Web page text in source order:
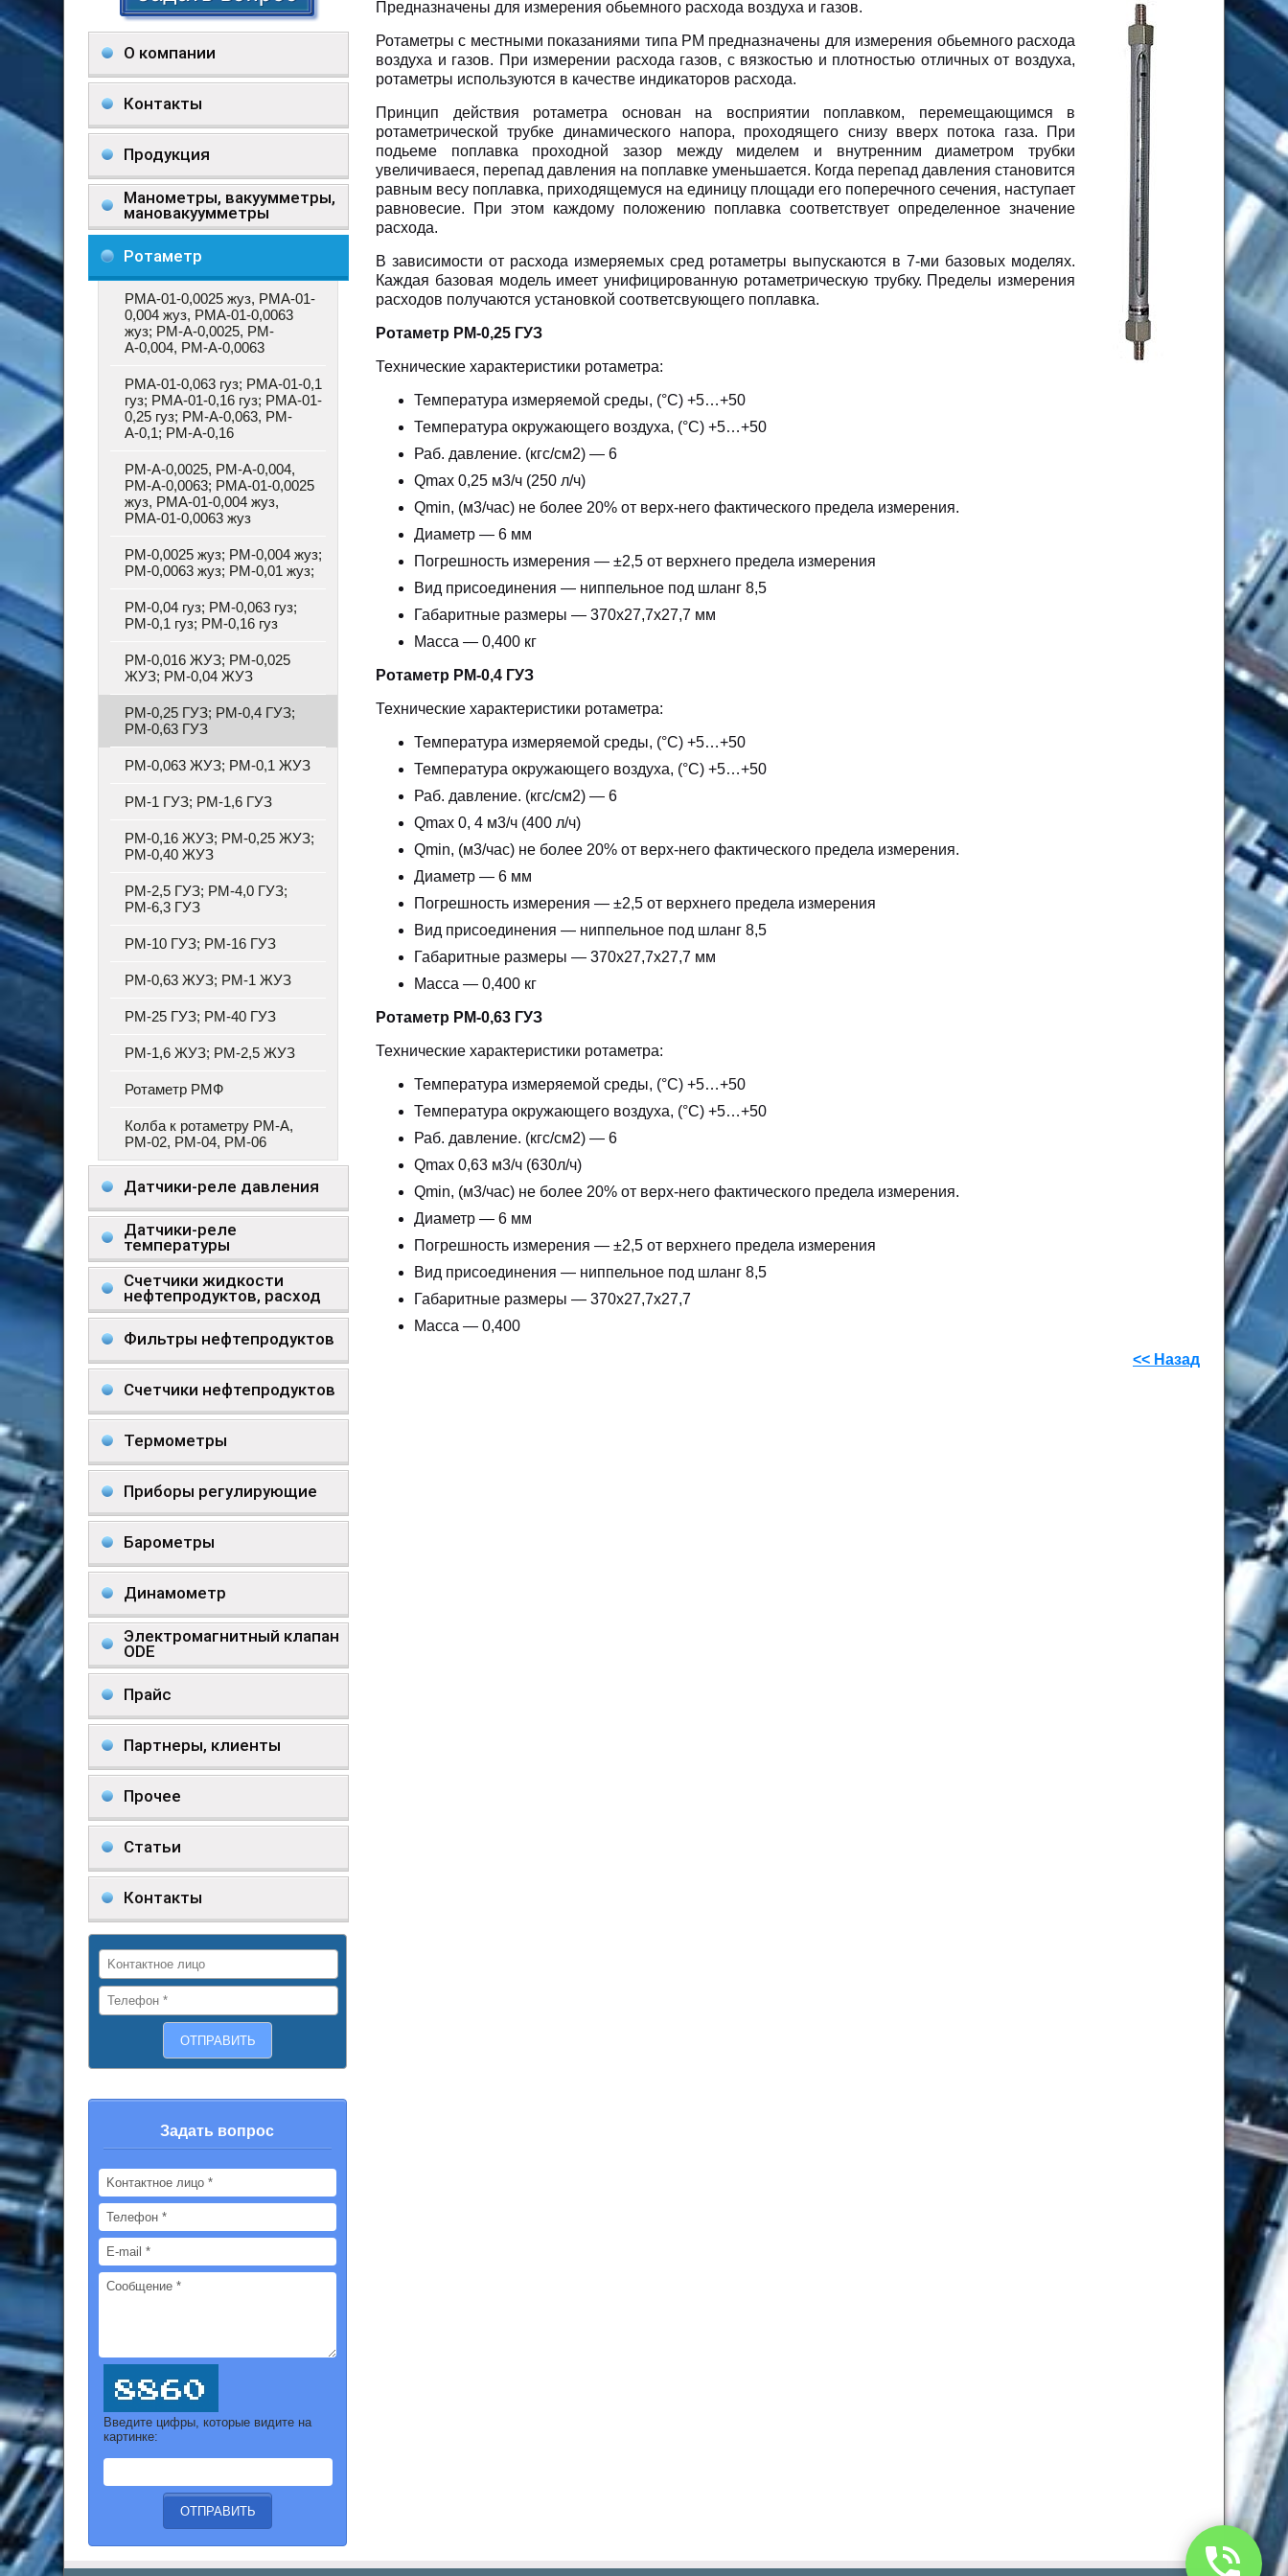
О компании
Контакты
Продукция
Манометры, вакуумметры,
мановакуумметры
Ротаметр
РМА-01-0,0025 жуз, РМА-01-
0,004 жуз, РМА-01-0,0063
жуз; РМ-А-0,0025, РМ-
А-0,004, РМ-А-0,0063
РМА-01-0,063 гуз; РМА-01-0,1
гуз; РМА-01-0,16 гуз; РМА-01-
0,25 гуз; РМ-А-0,063, РМ-
А-0,1; РМ-А-0,16
РМ-А-0,0025, РМ-А-0,004,
РМ-А-0,0063; РМА-01-0,0025
жуз, РМА-01-0,004 жуз,
РМА-01-0,0063 жуз
РМ-0,0025 жуз; РМ-0,004 жуз;
РМ-0,0063 жуз; РМ-0,01 жуз;
РМ-0,04 гуз; РМ-0,063 гуз;
РМ-0,1 гуз; РМ-0,16 гуз
РМ-0,016 ЖУЗ; РМ-0,025
ЖУЗ; РМ-0,04 ЖУЗ
РМ-0,25 ГУЗ; РМ-0,4 ГУЗ;
РМ-0,63 ГУЗ
РМ-0,063 ЖУЗ; РМ-0,1 ЖУЗ
РМ-1 ГУЗ; РМ-1,6 ГУЗ
РМ-0,16 ЖУЗ; РМ-0,25 ЖУЗ;
РМ-0,40 ЖУЗ
РМ-2,5 ГУЗ; РМ-4,0 ГУЗ;
РМ-6,3 ГУЗ
РМ-10 ГУЗ; РМ-16 ГУЗ
РМ-0,63 ЖУЗ; РМ-1 ЖУЗ
РМ-25 ГУЗ; РМ-40 ГУЗ
РМ-1,6 ЖУЗ; РМ-2,5 ЖУЗ
Ротаметр РМФ
Колба к ротаметру РМ-А,
РМ-02, РМ-04, РМ-06
Датчики-реле давления
Датчики-реле
температуры
Счетчики жидкости
нефтепродуктов, расход
Фильтры нефтепродуктов
Счетчики нефтепродуктов
Термометры
Приборы регулирующие
Барометры
Динамометр
Электромагнитный клапан
ODE
Прайс
Партнеры, клиенты
Прочее
Статьи
Контакты
Задать вопрос
Введите цифры, которые видите на
картинке:
Предназначены для измерения обьемного расхода воздуха и газов.
Ротаметры с местными показаниями типа РМ предназначены для измерения обьемного расхода
воздуха и газов. При измерении расхода газов, с вязкостью и плотностью отличных от воздуха,
ротаметры используются в качестве индикаторов расхода.
Принцип действия ротаметра основан на восприятии поплавком, перемещающимся в
ротаметрической трубке динамического напора, проходящего снизу вверх потока газа. При
подьеме поплавка проходной зазор между миделем и внутренним диаметром трубки
увеличиваеся, перепад давления на поплавке уменьшается. Когда перепад давления становится
равным весу поплавка, приходящемуся на единицу площади его поперечного сечения, наступает
равновесие. При этом каждому положению поплавка соответствует определенное значение
расхода.
В зависимости от расхода измеряемых сред ротаметры выпускаются в 7-ми базовых моделях.
Каждая базовая модель имеет унифицированную ротаметрическую трубку. Пределы измерения
расходов получаются установкой соответсвующего поплавка.
Ротаметр РМ-0,25 ГУЗ
Технические характеристики ротаметра:
Температура измеряемой среды, (°С) +5…+50
Температура окружающего воздуха, (°С) +5…+50
Раб. давление. (кгс/см2) — 6
Qmax 0,25 м3/ч (250 л/ч)
Qmin, (м3/час) не более 20% от верх-него фактического предела измерения.
Диаметр — 6 мм
Погрешность измерения — ±2,5 от верхнего предела измерения
Вид присоединения — ниппельное под шланг 8,5
Габаритные размеры — 370х27,7х27,7 мм
Масса — 0,400 кг
Ротаметр РМ-0,4 ГУЗ
Технические характеристики ротаметра:
Температура измеряемой среды, (°С) +5…+50
Температура окружающего воздуха, (°С) +5…+50
Раб. давление. (кгс/см2) — 6
Qmax 0, 4 м3/ч (400 л/ч)
Qmin, (м3/час) не более 20% от верх-него фактического предела измерения.
Диаметр — 6 мм
Погрешность измерения — ±2,5 от верхнего предела измерения
Вид присоединения — ниппельное под шланг 8,5
Габаритные размеры — 370х27,7х27,7 мм
Масса — 0,400 кг
Ротаметр РМ-0,63 ГУЗ
Технические характеристики ротаметра:
Температура измеряемой среды, (°С) +5…+50
Температура окружающего воздуха, (°С) +5…+50
Раб. давление. (кгс/см2) — 6
Qmax 0,63 м3/ч (630л/ч)
Qmin, (м3/час) не более 20% от верх-него фактического предела измерения.
Диаметр — 6 мм
Погрешность измерения — ±2,5 от верхнего предела измерения
Вид присоединения — ниппельное под шланг 8,5
Габаритные размеры — 370х27,7х27,7
Масса — 0,400
<< Назад